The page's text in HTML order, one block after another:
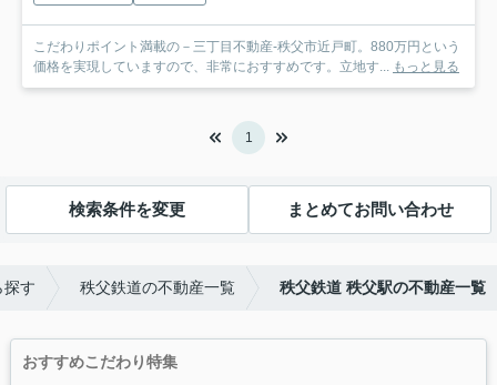
こだわりポイント満載の－三丁目不動産-秩父市近戸町。880万円という
価格を実現していますので、非常におすすめです。立地す...
もっと見る
1
検索条件を変更 まとめてお問い合わせ
探す 秩父鉄道の不動産一覧 秩父鉄道 秩父駅の不動産一覧
おすすめこだわり特集